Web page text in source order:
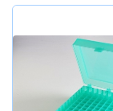
Selecione a